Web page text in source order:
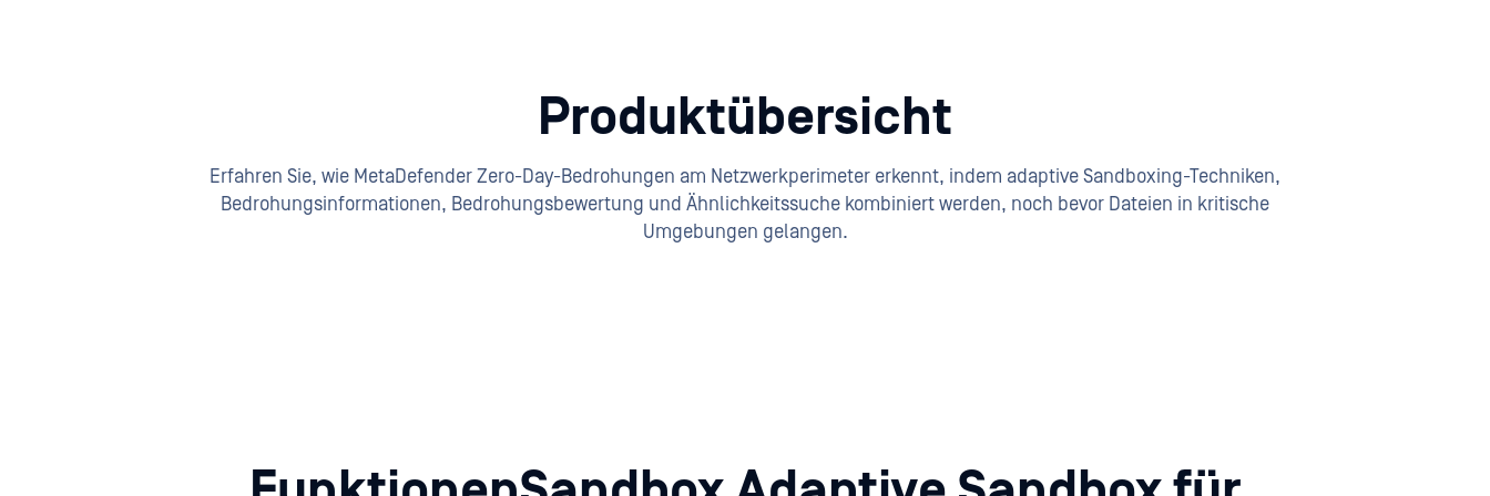
Produktübersicht
Erfahren Sie, wie MetaDefender Zero-Day-Bedrohungen am Netzwerkperimeter erkennt, indem adaptive Sandboxing-Techniken,
Bedrohungsinformationen, Bedrohungsbewertung und Ähnlichkeitssuche kombiniert werden, noch bevor Dateien in kritische
Umgebungen gelangen.